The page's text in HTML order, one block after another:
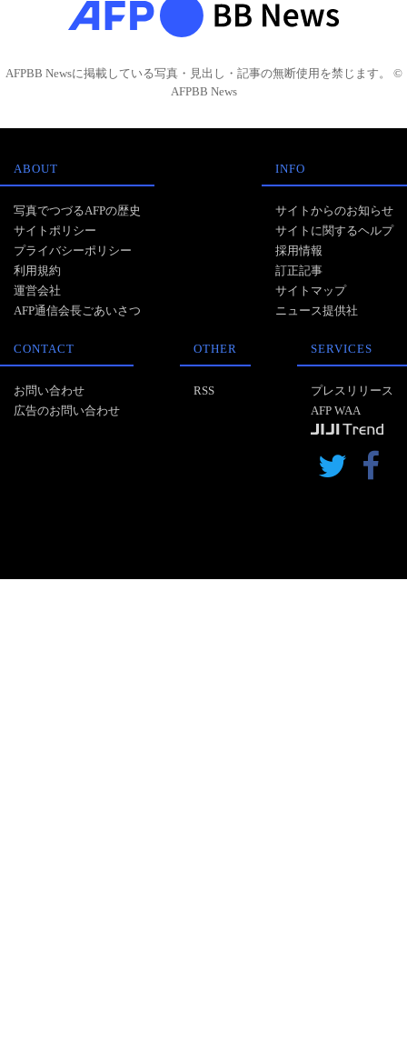
AFPBB Newsに掲載している写真・見出し・記事の無断使用を禁じます。 ©
AFPBB News
ABOUT
写真でつづるAFPの歴史
サイトポリシー
プライバシーポリシー
利用規約
運営会社
AFP通信会長ごあいさつ
INFO
サイトからのお知らせ
サイトに関するヘルプ
採用情報
訂正記事
サイトマップ
ニュース提供社
CONTACT
お問い合わせ
広告のお問い合わせ
OTHER
RSS
SERVICES
プレスリリース
AFP WAA